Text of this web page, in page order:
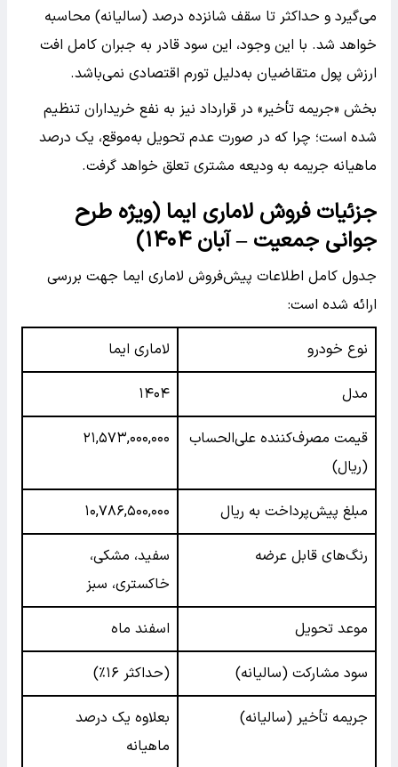
می‌گیرد و حداکثر تا سقف شانزده درصد (سالیانه) محاسبه
خواهد شد. با این وجود، این سود قادر به جبران کامل افت
ارزش پول متقاضیان به‌دلیل تورم اقتصادی نمی‌باشد.
بخش «جریمه تأخیر» در قرارداد نیز به نفع خریداران تنظیم
شده است؛ چرا که در صورت عدم تحویل به‌موقع، یک درصد
ماهیانه جریمه به ودیعه مشتری تعلق خواهد گرفت.
جزئیات فروش لاماری ایما (ویژه طرح
جوانی جمعیت – آبان ۱۴۰۴)
جدول کامل اطلاعات پیش‌فروش لاماری ایما جهت بررسی
ارائه شده است:
نوع خودرو لاماری ایما
مدل ۱۴۰۴
قیمت مصرف‌کننده علی‌الحساب
(ریال)
۲۱,۵۷۳,۰۰۰,۰۰۰
مبلغ پیش‌پرداخت به ریال ۱۰,۷۸۶,۵۰۰,۰۰۰
رنگ‌های قابل عرضه
سفید، مشکی،
خاکستری، سبز
موعد تحویل اسفند ماه
سود مشارکت (سالیانه) (حداکثر ۱۶٪)
جریمه تأخیر (سالیانه)
بعلاوه یک درصد
ماهیانه